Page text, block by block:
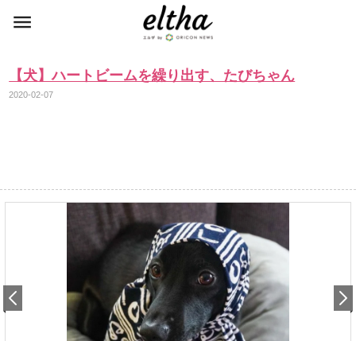
【犬】ハートビームを繰り出す、たびちゃん
2020-02-07